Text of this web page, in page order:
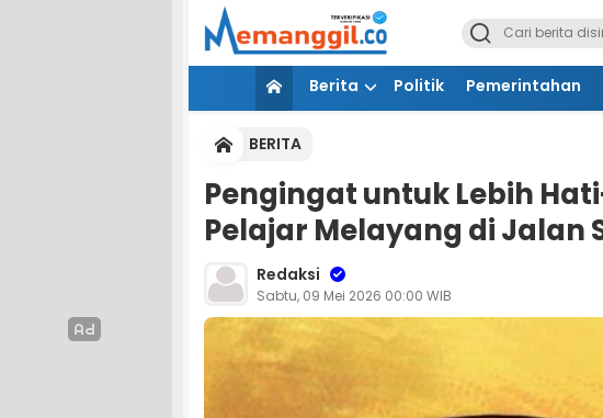
Berita Politik Pemerintahan
BERITA
Pengingat untuk Lebih
Pelajar Melayang di Jalan
Redaksi
Sabtu, 09 Mei 2026 00:00 WIB